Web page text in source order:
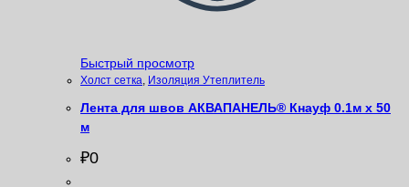
Быстрый просмотр
Xолст сетка, Изоляция Утеплитель
Лента для швов АКВАПАНЕЛЬ® Кнауф 0.1м х 50
м
₽0